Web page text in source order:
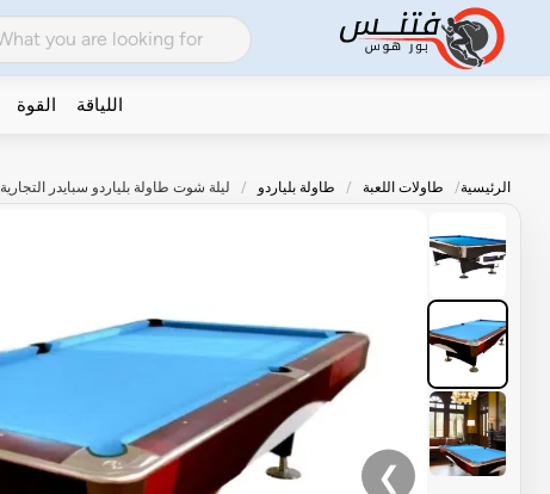
اللياقة القوة
الرئيسية طاولات اللعبة طاولة بلياردو ليلة شوت طاولة بلياردو سبايدر التجارية 9 قدم | نظام إرجاع الكرة - Brown
❯